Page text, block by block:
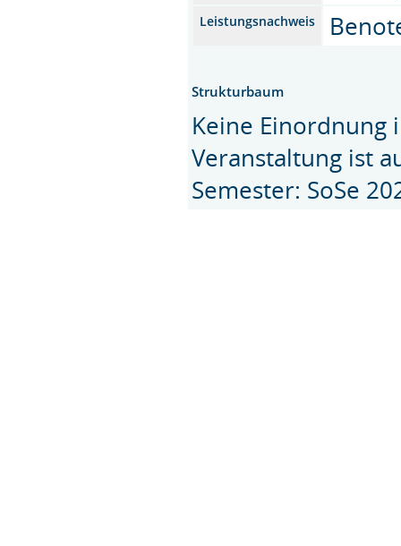
Leistungsnachweis
Strukturbaum
Keine Einordnung
Veranstaltung ist
Semester: SoSe